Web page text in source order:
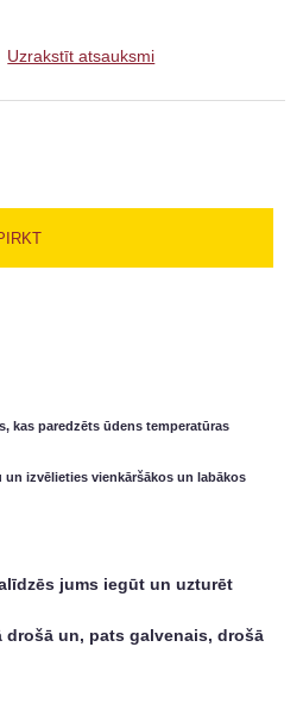
Uzrakstīt atsauksmi
kas paredzēts ūdens temperatūras
un izvēlieties vienkāršākos un labākos
jums iegūt un uzturēt
drošā un, pats galvenais, drošā